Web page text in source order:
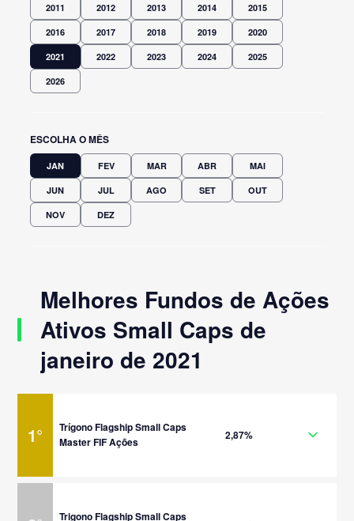
2011 2012 2013 2014 2015
2016 2017 2018 2019 2020
2021 2022 2023 2024 2025
2026
ESCOLHA O MÊS
JAN FEV MAR ABR MAI
JUN JUL AGO SET OUT
NOV DEZ
Melhores Fundos de Ações
Ativos Small Caps de
janeiro de 2021
1°
Trígono Flagship Small Caps
Master FIF Ações
2,87%
Trigono Flagship Small Caps